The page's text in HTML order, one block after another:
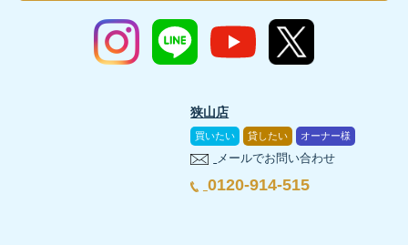
狭山店
買いたい 貸したい オーナー様
メールでお問い合わせ
0120-914-515